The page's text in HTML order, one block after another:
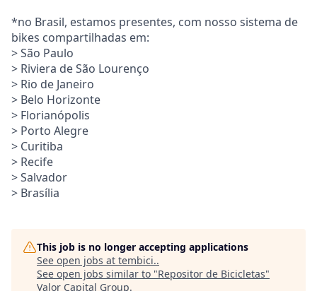
*no Brasil, estamos presentes, com nosso sistema de
bikes compartilhadas em:
> São Paulo
> Riviera de São Lourenço
> Rio de Janeiro
> Belo Horizonte
> Florianópolis
> Porto Alegre
> Curitiba
> Recife
> Salvador
> Brasília
This job is no longer accepting applications
See open jobs at tembici..
See open jobs similar to "Repositor de Bicicletas"
Valor Capital Group.